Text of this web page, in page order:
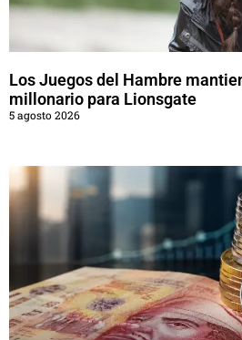
Los Juegos del Hambre
millonario para Lionsgate
5 agosto 2026